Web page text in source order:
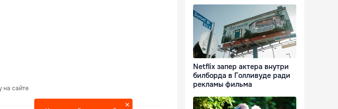
на сайте
Netflix запер актера внутри
билборда в Голливуде ради
рекламы фильма